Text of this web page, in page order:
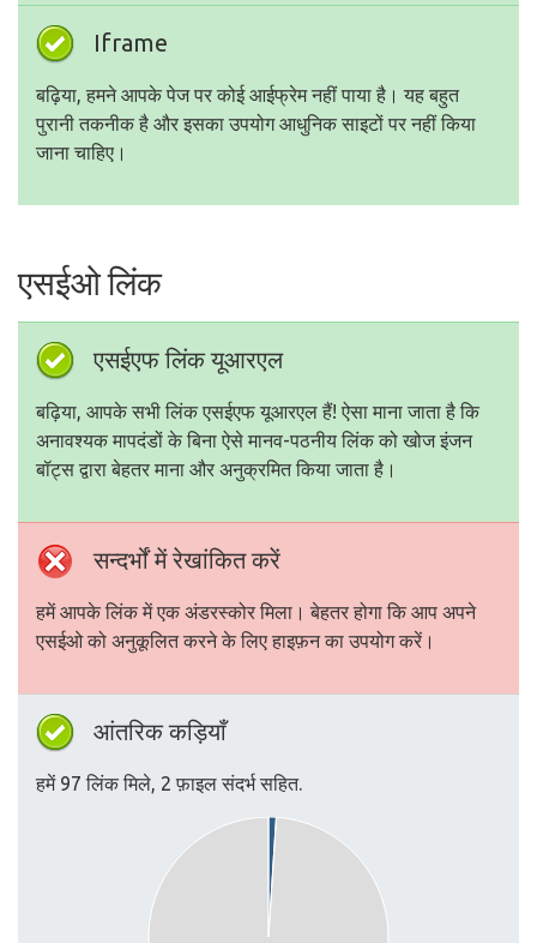
Iframe
बढ़िया, हमने आपके पेज पर कोई आईफ्रेम नहीं पाया है। यह बहुत
पुरानी तकनीक है और इसका उपयोग आधुनिक साइटों पर नहीं किया
जाना चाहिए।
एसईओ लिंक
एसईएफ लिंक यूआरएल
बढ़िया, आपके सभी लिंक एसईएफ यूआरएल हैं! ऐसा माना जाता है कि
अनावश्यक मापदंडों के बिना ऐसे मानव-पठनीय लिंक को खोज इंजन
बॉट्स द्वारा बेहतर माना और अनुक्रमित किया जाता है।
सन्दर्भों में रेखांकित करें
हमें आपके लिंक में एक अंडरस्कोर मिला। बेहतर होगा कि आप अपने
एसईओ को अनुकूलित करने के लिए हाइफ़न का उपयोग करें।
आंतरिक कड़ियाँ
हमें 97 लिंक मिले, 2 फ़ाइल संदर्भ सहित.